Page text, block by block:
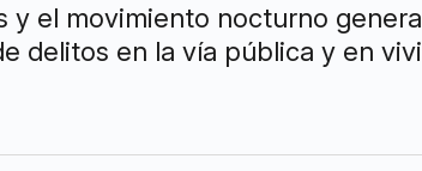
el movimiento nocturno
delitos en la vía pública y en